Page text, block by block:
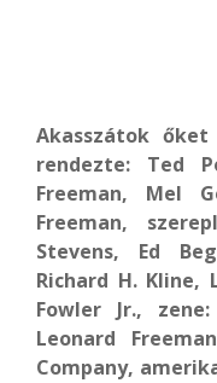
Akasszátok őket
rendezte: Ted
Freeman, Mel
Freeman,
Stevens, Ed
Richard H. Kline,
Fowler Jr.,
Leonard
Company,